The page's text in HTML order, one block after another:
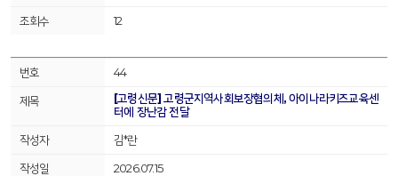
12
44
[고령신문] 고령군지역사회보장협의체, 아이나라키즈교육센
터에 장난감 전달
김*란
2026.07.15